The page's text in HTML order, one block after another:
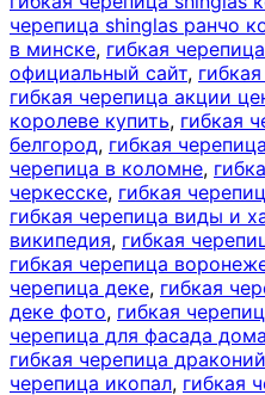
черепица shinglas ранчо
в минске, гибкая
официальный сайт,
гибкая черепица акции
королеве купить, гибкая
белгород, гибкая
черепица в коломне,
черкесске, гибкая
гибкая черепица виды и
википедия, гибкая
гибкая черепица
черепица деке, гибкая
деке фото, гибкая
черепица для фасада дома
гибкая черепица
черепица икопал, гибкая